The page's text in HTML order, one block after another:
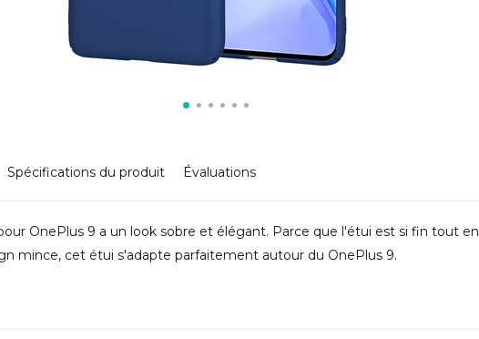
Spécifications du produit Évaluations
OnePlus 9 a un look sobre et élégant. Parce que l'étui est si fin tout en
mince, cet étui s'adapte parfaitement autour du OnePlus 9.